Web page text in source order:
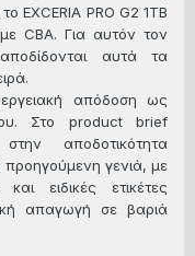
EXCERIA PRO G2 1TB
CBA. Για αυτόν τον
αυτά τα
απόδοση ως
Στο product brief
αποδοτικότητα
γενιά, με
ειδικές ετικέτες
απαγωγή σε βαριά